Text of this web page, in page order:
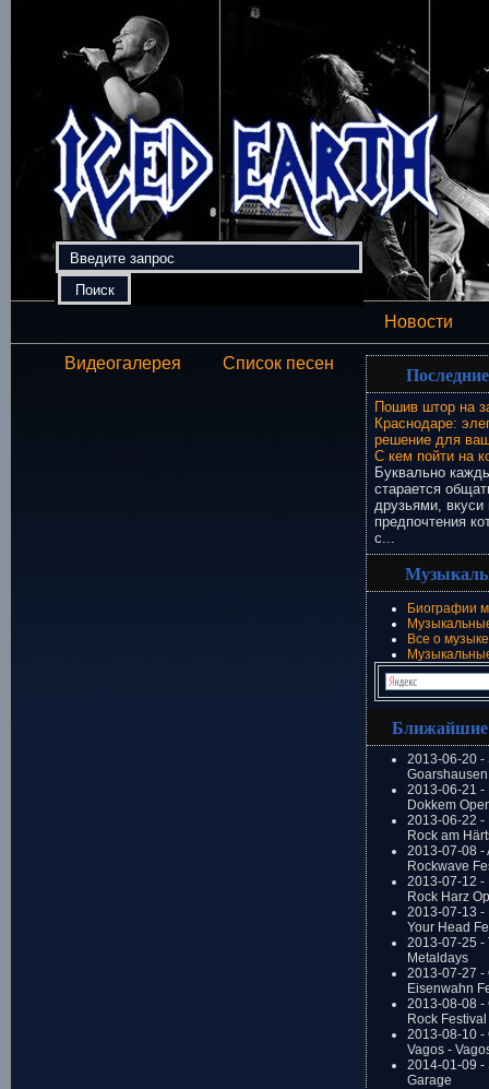
Новости
Видеогалерея Список песен
Пошив штор на
Краснодаре:
решение для
С кем пойти на
Буквально
старается
друзьями, вкуси
предпочтения
с...
Биографии
Все о музыке
2013-06-20 -
2013-06-21 -
Dokkem
2013-06-22 -
Rock am
2013-07-08 -
Rockwave
2013-07-12 -
Rock Harz
2013-07-13 -
Your Head
2013-07-25 -
Metaldays
2013-07-27 -
Eisenwahn
2013-08-08 -
Rock Festival
2013-08-10 -
Vagos -
2014-01-09 -
Garage